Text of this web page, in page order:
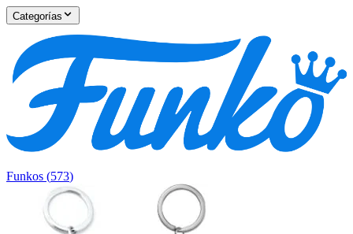
Categorías
Funkos (573)